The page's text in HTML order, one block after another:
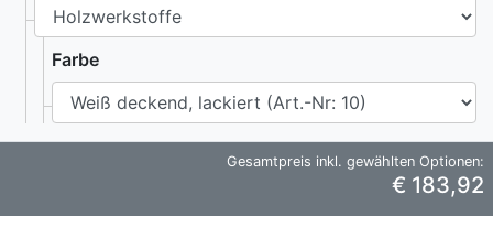
Farbe
Gesamtpreis inkl. gewählten Optionen:
€ 183,92